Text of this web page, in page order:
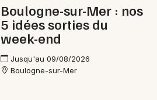
Boulogne-sur-Mer : nos
5 idées sorties du
week-end
Jusqu'au 09/08/2026
Boulogne-sur-Mer